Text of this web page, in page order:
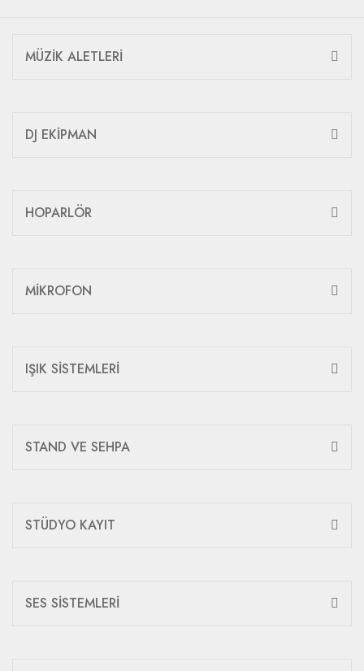
MÜZİK ALETLERİ
DJ EKİPMAN
HOPARLÖR
MİKROFON
IŞIK SİSTEMLERİ
STAND VE SEHPA
STÜDYO KAYIT
SES SİSTEMLERİ